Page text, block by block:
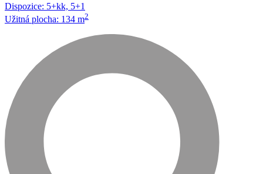
Dispozice: 5+kk, 5+1
Užitná plocha: 134 m2